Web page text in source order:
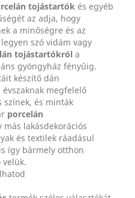
tojástartók és egyéb
az adja, hogy
a minőségre és az
szó vidám vagy
tojástartókról a
gyöngyház fényűig.
készítő dán
megfelelő
színek, és minták
porcelán
más lakásdekorációs
és textilek ráadásul
így bármely otthon
velük.